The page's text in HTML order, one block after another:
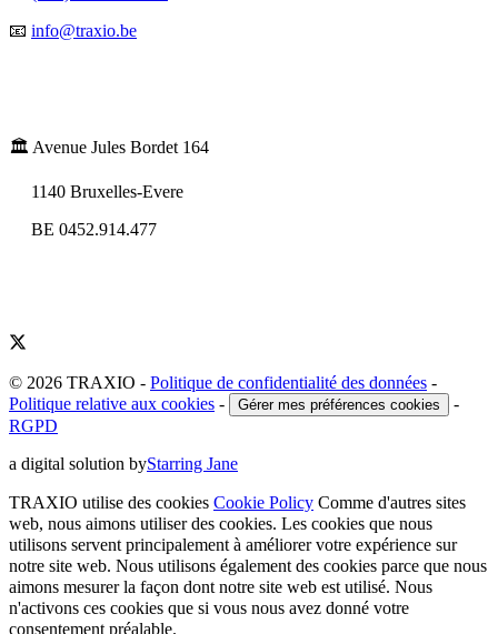
📧 info@traxio.be
🏛️ Avenue Jules Bordet 164
1140 Bruxelles-Evere
BE 0452.914.477
© 2026 TRAXIO - Politique de confidentialité des données -
Politique relative aux cookies - Gérer mes préférences cookies
-
RGPD
a digital solution byStarring Jane
TRAXIO utilise des cookies Cookie Policy Comme d'autres sites
web, nous aimons utiliser des cookies. Les cookies que nous
utilisons servent principalement à améliorer votre expérience sur
notre site web. Nous utilisons également des cookies parce que nous
aimons mesurer la façon dont notre site web est utilisé. Nous
n'activons ces cookies que si vous nous avez donné votre
consentement préalable.